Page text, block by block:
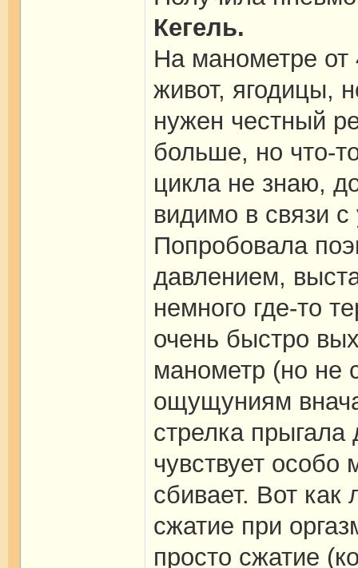
Кегель.
На манометре от
живот, ягодицы,
нужен честный
больше, но что-
цикла не знаю,
видимо в связи
Попробовала
давлением,
немного где-то
очень быстро
манометр (но не
ощущуниям
стрелка
чувствует
сбивает. Вот как
сжатие при
просто сжатие